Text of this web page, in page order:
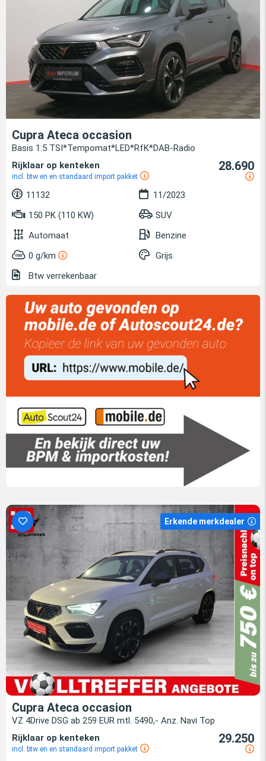
Cupra Ateca occasion
Basis 1.5 TSI*Tempomat*LED*RfK*DAB-Radio
Rijklaar op kenteken
incl. btw en en standaard import pakket
28.690
11132
11/2023
150 PK (110 KW)
SUV
Automaat
Benzine
0 g/km
Grijs
Btw verrekenbaar
Erkende merkdealer
Cupra Ateca occasion
VZ 4Drive DSG ab 259 EUR mtl. 5490,- Anz. Navi Top
Rijklaar op kenteken
incl. btw en en standaard import pakket
29.250